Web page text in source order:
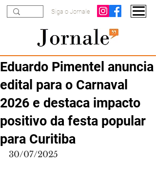
Siga o Jornale
Eduardo Pimentel anuncia
edital para o Carnaval
2026 e destaca impacto
positivo da festa popular
para Curitiba
30/07/2025